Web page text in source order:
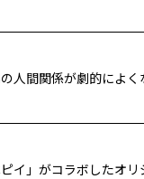
イ」がコラボしたオ